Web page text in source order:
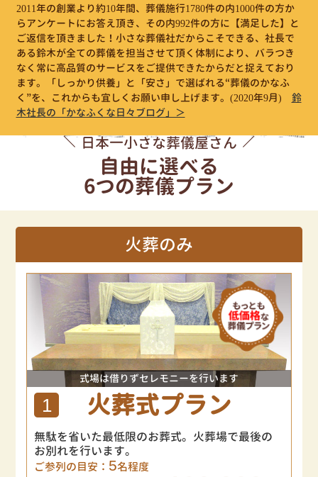
2011年の創業より約10年間、葬儀施行1780件の内1000件の方か
らアンケートにお答え頂き、その内992件の方に【満足した】と
ご返信を頂きました！小さな葬儀社だからこそできる、社長で
ある鈴木が全ての葬儀を担当させて頂く体制により、バラつき
なく常に高品質のサービスをご提供できたからだと捉えており
ます。「しっかり供養」と「安さ」で選ばれる“葬儀のかなふ
く”を、これからも宜しくお願い申し上げます。 (2020年9月)
鈴
木社長の「かなふくな日々ブログ」＞
日本一小さな葬儀屋さん
自由に選べる
6つの葬儀プラン
火葬のみ
式場は借りずセレモニーを行います
1 火葬式プラン
無駄を省いた最低限のお葬式。火葬場で最後の
お別れを行います。
ご参列の目安： 5名程度